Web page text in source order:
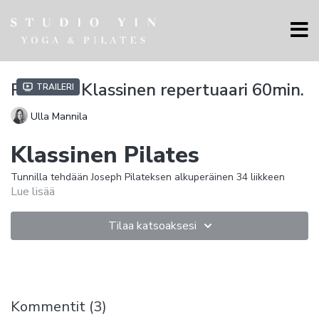
Traileri
Pilates - Klassinen repertuaari 60min.
Ulla Mannila
Klassinen Pilates
Tunnilla tehdään Joseph Pilateksen alkuperäinen 34 liikkeen
mattosarja alusta loppuun. Pilatestunneilla tehtävät liikkeet
Mitä on Pilates?
Lue lisää
Tilaa katsoaksesi
Kommentit (3)